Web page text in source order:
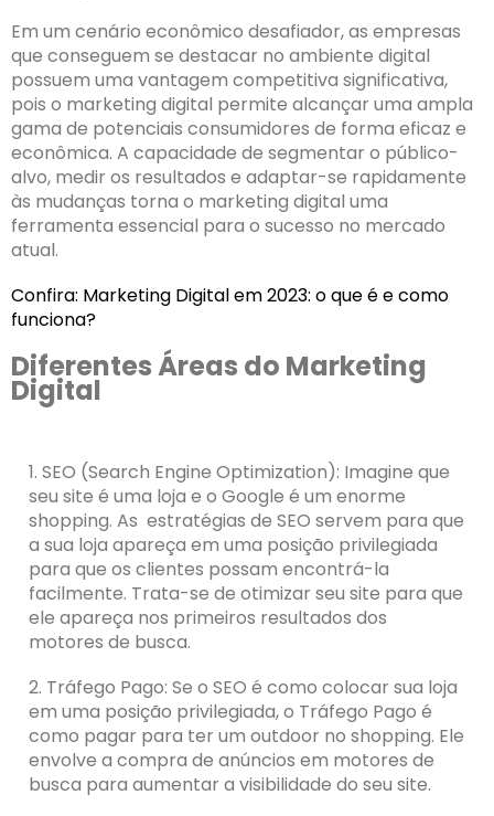
Em um cenário econômico desafiador, as empresas
que conseguem se destacar no ambiente digital
possuem uma vantagem competitiva significativa,
pois o marketing digital permite alcançar uma ampla
gama de potenciais consumidores de forma eficaz e
econômica. A capacidade de segmentar o público-
alvo, medir os resultados e adaptar-se rapidamente
às mudanças torna o marketing digital uma
ferramenta essencial para o sucesso no mercado
atual.
Confira: Marketing Digital em 2023: o que é e como
funciona?
Diferentes Áreas do Marketing
Digital
1. SEO (Search Engine Optimization): Imagine que
seu site é uma loja e o Google é um enorme
shopping. As estratégias de SEO servem para que
a sua loja apareça em uma posição privilegiada
para que os clientes possam encontrá-la
facilmente. Trata-se de otimizar seu site para que
ele apareça nos primeiros resultados dos
motores de busca.
2. Tráfego Pago: Se o SEO é como colocar sua loja
em uma posição privilegiada, o Tráfego Pago é
como pagar para ter um outdoor no shopping. Ele
envolve a compra de anúncios em motores de
busca para aumentar a visibilidade do seu site.